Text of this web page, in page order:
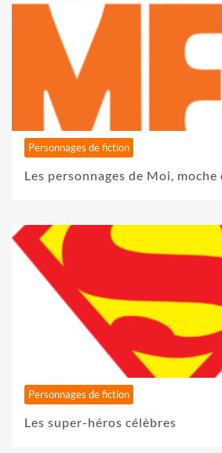
Personnages de fiction
Les personnages de Moi,
Personnages de fiction
Les super-héros célèbres